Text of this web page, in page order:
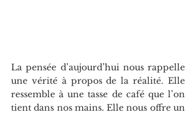
La pensée d’aujourd’hui nous rappelle
une vérité à propos de la réalité. Elle
ressemble à une tasse de café que l’on
tient dans nos mains. Elle nous offre un